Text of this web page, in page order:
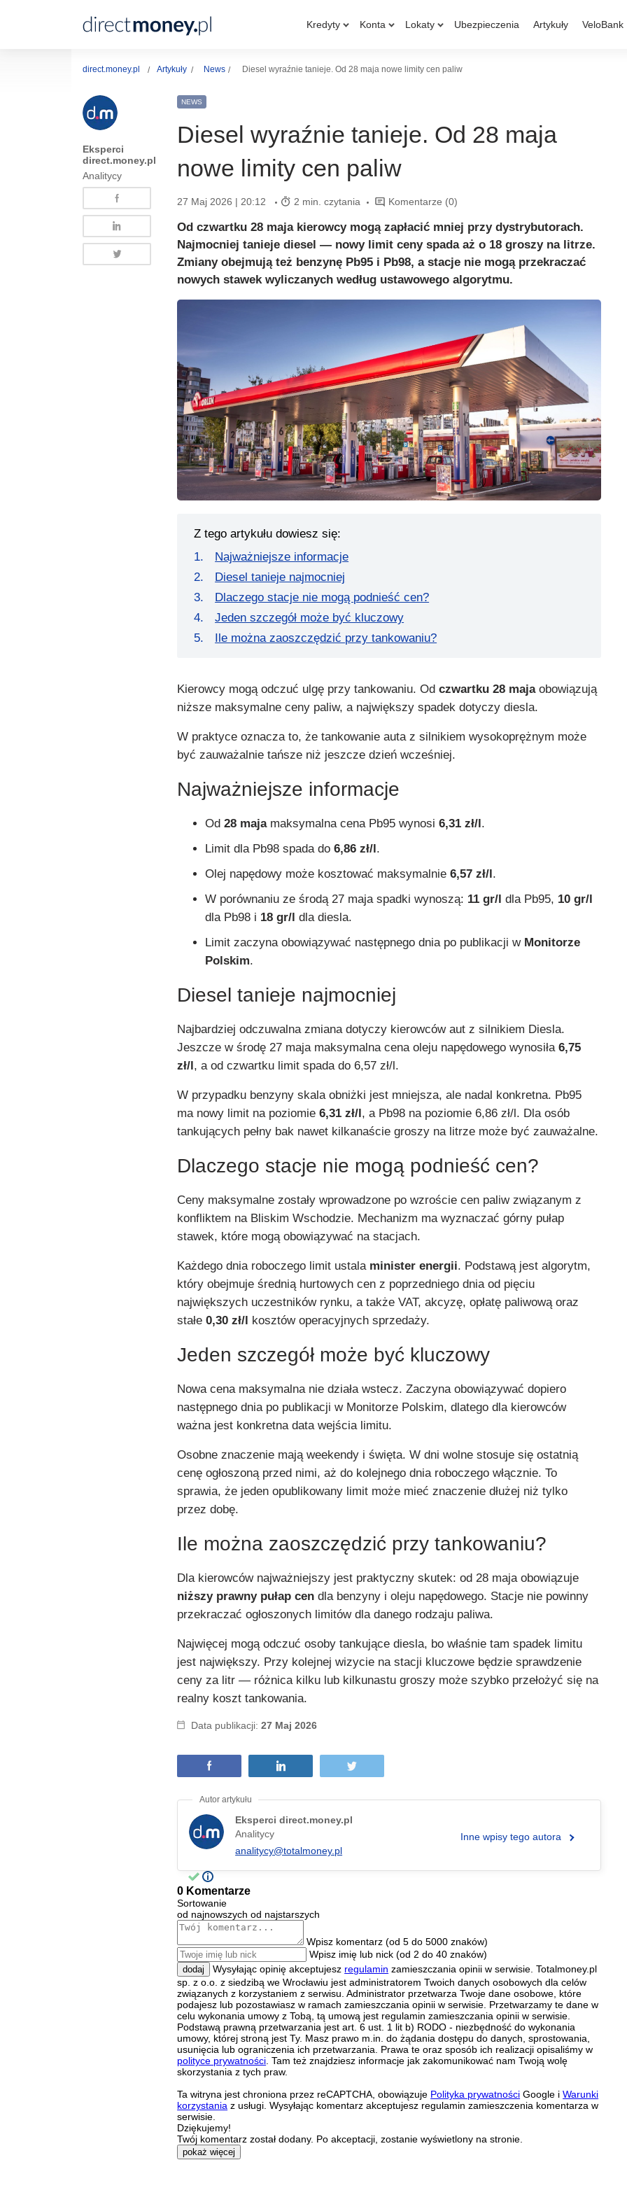
Kredyty Konta Lokaty Ubezpieczenia Artykuły VeloBank
direct.money.pl Artykuły News Diesel wyraźnie tanieje. Od 28 maja nowe limity cen paliw
Eksperci
direct.money.pl
Analitycy
NEWS
Diesel wyraźnie tanieje. Od 28 maja
nowe limity cen paliw
27 Maj 2026 | 20:12 2 min. czytania Komentarze (0)
Od czwartku 28 maja kierowcy mogą zapłacić mniej przy dystrybutorach.
Najmocniej tanieje diesel — nowy limit ceny spada aż o 18 groszy na litrze.
Zmiany obejmują też benzynę Pb95 i Pb98, a stacje nie mogą przekraczać
nowych stawek wyliczanych według ustawowego algorytmu.
Z tego artykułu dowiesz się:
Najważniejsze informacje
Diesel tanieje najmocniej
Dlaczego stacje nie mogą podnieść cen?
Jeden szczegół może być kluczowy
Ile można zaoszczędzić przy tankowaniu?
Kierowcy mogą odczuć ulgę przy tankowaniu. Odczwartku 28 majaobowiązują
niższe maksymalne ceny paliw, a największy spadek dotyczy diesla.
W praktyce oznacza to, że tankowanie auta z silnikiem wysokoprężnym może
być zauważalnie tańsze niż jeszcze dzień wcześniej.
Najważniejsze informacje
Od28 majamaksymalna cena Pb95 wynosi6,31 zł/l.
Limit dla Pb98 spada do6,86 zł/l.
Olej napędowy może kosztować maksymalnie6,57 zł/l.
W porównaniu ze środą 27 maja spadki wynoszą: 11 gr/l dla Pb95, 10 gr/l
dla Pb98 i 18 gr/l dla diesla.
Limit zaczyna obowiązywać następnego dnia po publikacji w Monitorze
Polskim.
Diesel tanieje najmocniej
Najbardziej odczuwalna zmiana dotyczy kierowców aut z silnikiem Diesla.
Jeszcze w środę 27 maja maksymalna cena oleju napędowego wynosiła6,75
zł/l, a od czwartku limit spada do 6,57 zł/l.
W przypadku benzyny skala obniżki jest mniejsza, ale nadal konkretna. Pb95
ma nowy limit na poziomie6,31 zł/l, a Pb98 na poziomie 6,86 zł/l. Dla osób
tankujących pełny bak nawet kilkanaście groszy na litrze może być zauważalne.
Dlaczego stacje nie mogą podnieść cen?
Ceny maksymalne zostały wprowadzone po wzroście cen paliw związanym z
konfliktem na Bliskim Wschodzie. Mechanizm ma wyznaczać górny pułap
stawek, które mogą obowiązywać na stacjach.
Każdego dnia roboczego limit ustala minister energii. Podstawą jest algorytm,
który obejmuje średnią hurtowych cen z poprzedniego dnia od pięciu
największych uczestników rynku, a także VAT, akcyzę, opłatę paliwową oraz
stałe0,30 zł/l kosztów operacyjnych sprzedaży.
Jeden szczegół może być kluczowy
Nowa cena maksymalna nie działa wstecz. Zaczyna obowiązywać dopiero
następnego dnia po publikacji w Monitorze Polskim, dlatego dla kierowców
ważna jest konkretna data wejścia limitu.
Osobne znaczenie mają weekendy i święta. W dni wolne stosuje się ostatnią
cenę ogłoszoną przed nimi, aż do kolejnego dnia roboczego włącznie. To
sprawia, że jeden opublikowany limit może mieć znaczenie dłużej niż tylko
przez dobę.
Ile można zaoszczędzić przy tankowaniu?
Dla kierowców najważniejszy jest praktyczny skutek: od 28 maja obowiązuje
niższy prawny pułap cen dla benzyny i oleju napędowego. Stacje nie powinny
przekraczać ogłoszonych limitów dla danego rodzaju paliwa.
Najwięcej mogą odczuć osoby tankujące diesla, bo właśnie tam spadek limitu
jest największy. Przy kolejnej wizycie na stacji kluczowe będzie sprawdzenie
ceny za litr — różnica kilku lub kilkunastu groszy może szybko przełożyć się na
realny koszt tankowania.
Data publikacji:27 Maj 2026
Eksperci direct.money.pl
Analitycy
analitycy@totalmoney.pl
Inne wpisy tego autora
0 Komentarze
Sortowanie
od najnowszych od najstarszych
Wpisz komentarz (od 5 do 5000 znaków)
Wpisz imię lub nick (od 2 do 40 znaków)
dodaj Wysyłając opinię akceptujesz regulamin zamieszczania opinii w serwisie. Totalmoney.pl
sp. z o.o. z siedzibą we Wrocławiu jest administratorem Twoich danych osobowych dla celów
związanych z korzystaniem z serwisu. Administrator przetwarza Twoje dane osobowe, które
podajesz lub pozostawiasz w ramach zamieszczania opinii w serwisie. Przetwarzamy te dane w
celu wykonania umowy z Tobą, tą umową jest regulamin zamieszczania opinii w serwisie.
Podstawą prawną przetwarzania jest art. 6 ust. 1 lit b) RODO - niezbędność do wykonania
umowy, której stroną jest Ty. Masz prawo m.in. do żądania dostępu do danych, sprostowania,
usunięcia lub ograniczenia ich przetwarzania. Prawa te oraz sposób ich realizacji opisaliśmy w
polityce prywatności . Tam też znajdziesz informacje jak zakomunikować nam Twoją wolę
skorzystania z tych praw.
Ta witryna jest chroniona przez reCAPTCHA, obowiązuje Polityka prywatności Google iWarunki
korzystania z usługi. Wysyłając komentarz akceptujesz regulamin zamieszczenia komentarza w
serwisie.
Dziękujemy!
Twój komentarz został dodany. Po akceptacji, zostanie wyświetlony na stronie.
pokaż więcej